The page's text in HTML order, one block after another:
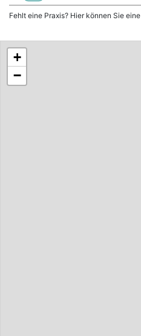
Fehlt eine Praxis? Hier können Sie eine
+
−